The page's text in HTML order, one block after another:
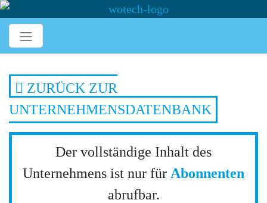
ZURÜCK ZUR
UNTERNEHMENSDATENBANK
Der vollständige Inhalt des
Unternehmens ist nur für Abonnenten
abrufbar.